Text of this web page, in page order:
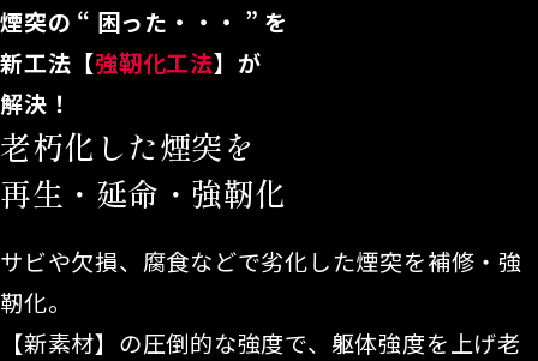
煙突の “ 困った・・・ ” を
新工法【強靭化工法】が
解決！
老朽化した煙突を
再生・延命・強靭化
サビや欠損、腐食などで劣化した煙突を補修・強
靭化。
【新素材】の圧倒的な強度で、躯体強度を上げ老